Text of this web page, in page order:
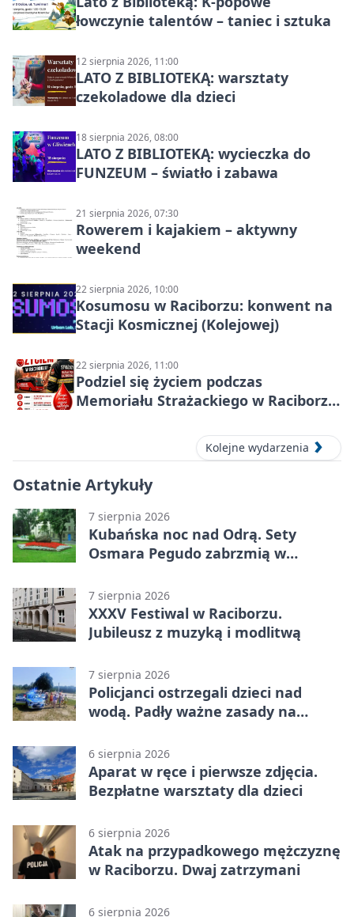
łowczynie talentów – taniec i sztuka
12 sierpnia 2026, 11:00
LATO Z BIBLIOTEKĄ: warsztaty
czekoladowe dla dzieci
18 sierpnia 2026, 08:00
LATO Z BIBLIOTEKĄ: wycieczka do
FUNZEUM – światło i zabawa
21 sierpnia 2026, 07:30
Rowerem i kajakiem – aktywny
weekend
22 sierpnia 2026, 10:00
Kosumosu w Raciborzu: konwent na
Stacji Kosmicznej (Kolejowej)
22 sierpnia 2026, 11:00
Podziel się życiem podczas
Memoriału Strażackiego w Raciborzu
Kolejne wydarzenia
Ostatnie Artykuły
7 sierpnia 2026
Kubańska noc nad Odrą. Sety
Osmara Pegudo zabrzmią w
7 sierpnia 2026
XXXV Festiwal w Raciborzu.
Jubileusz z muzyką i modlitwą
7 sierpnia 2026
Policjanci ostrzegali dzieci nad
wodą. Padły ważne zasady na
6 sierpnia 2026
Aparat w ręce i pierwsze zdjęcia.
Bezpłatne warsztaty dla dzieci
6 sierpnia 2026
Atak na przypadkowego mężczyznę
w Raciborzu. Dwaj zatrzymani
6 sierpnia 2026